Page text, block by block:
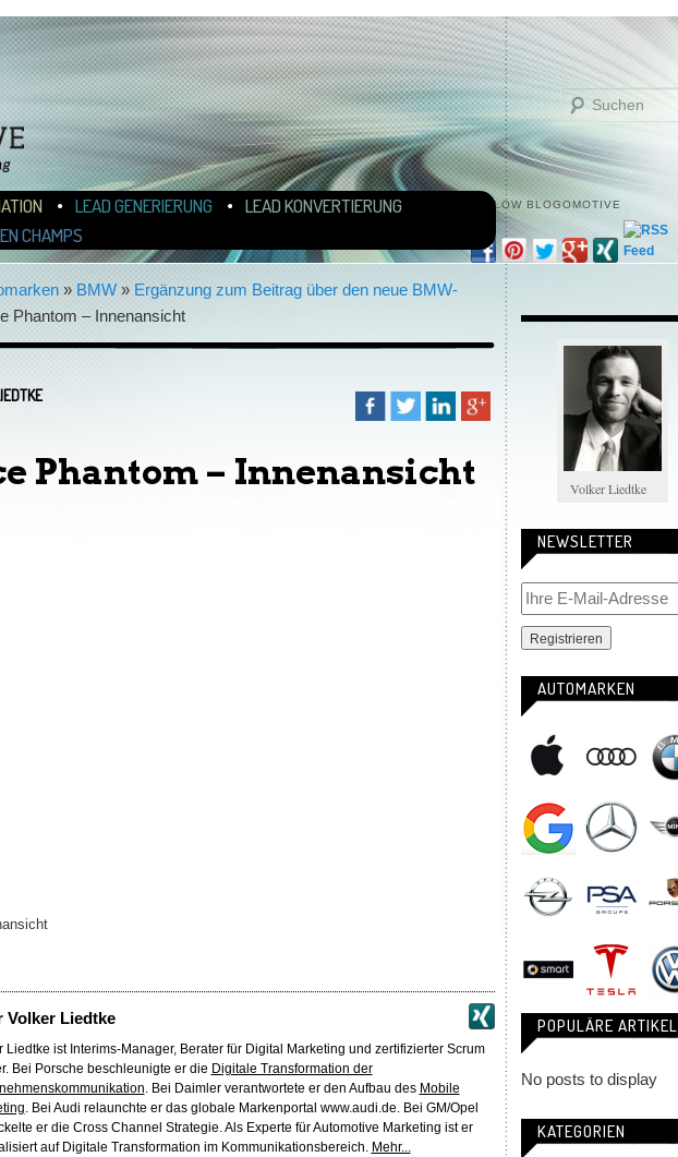
WECHSELNLEAD GENERIERUNG
LEAD KONVERTIERUNG
CHAMPS
FOLLOW BLOGOMOTIVE
» BMW» Ergänzung zum Beitrag über den neue BMW-
Phantom – Innenansicht
Phantom – Innenansicht
Volker Liedtke
Liedtke ist Interims-Manager, Berater für Digital Marketing und zertifizierter Scrum
Bei Porsche beschleunigte er die Digitale Transformation der
. Bei Daimler verantwortete er den Aufbau des Mobile
. Bei Audi relaunchte er das globale Markenportal www.audi.de. Bei GM/Opel
er die Cross Channel Strategie. Als Experte für Automotive Marketing ist er
auf Digitale Transformation im Kommunikationsbereich. Mehr...
Volker Liedtke
NEWSLETTER
AUTOMARKEN
POPULÄRE ARTIKEL
No posts to display
KATEGORIEN